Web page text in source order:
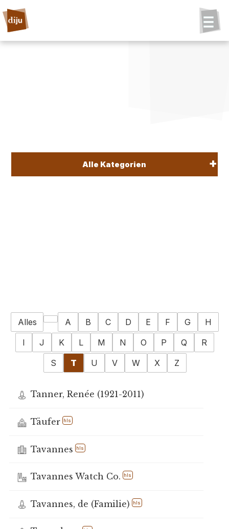
Alle Kategorien
Alles A B C D E F G
H
I
J K L M N O P Q
R
S
T U V W X Z
Tanner, Renée (1921-2011)
Täufer hls
Tavannes hls
Tavannes Watch Co. hls
Tavannes, de (Familie) hls